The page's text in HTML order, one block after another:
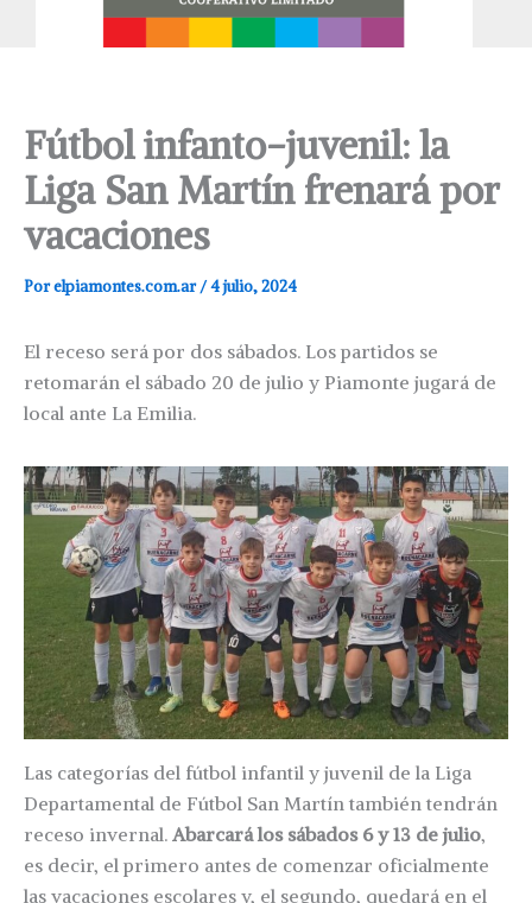
Fútbol infanto-juvenil: la
Liga San Martín frenará por
vacaciones
Porelpiamontes.com.ar/4 julio, 2024
El receso será por dos sábados. Los partidos se
retomarán el sábado 20 de julio y Piamonte jugará de
local ante La Emilia.
Las categorías del fútbol infantil y juvenil de la Liga
Departamental de Fútbol San Martín también tendrán
receso invernal. Abarcará los sábados 6 y 13 de julio,
es decir, el primero antes de comenzar oficialmente
las vacaciones escolares y, el segundo, quedará en el